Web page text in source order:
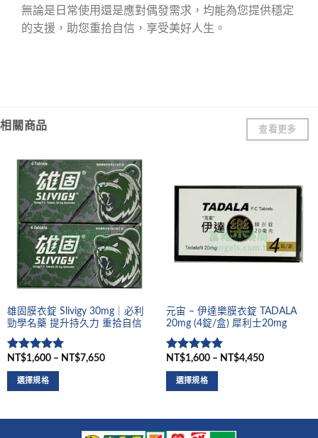
無論是日常使用還是應對偶發需求，均能為您提供穩定
的支援，助您重拾自信，享受美好人生。
相關商品 查看更多
雄固膜衣錠 Slivigy 30mg｜必利
勁學名藥 提升持久力 重拾自信
評分5滿
分 5
NT$1,600 – NT$7,650
選擇規格
元宙 – 伊達樂膜衣錠 TADALA
20mg (4錠/盒) 犀利士20mg
評分5滿
分 5
NT$1,600 – NT$4,450
選擇規格